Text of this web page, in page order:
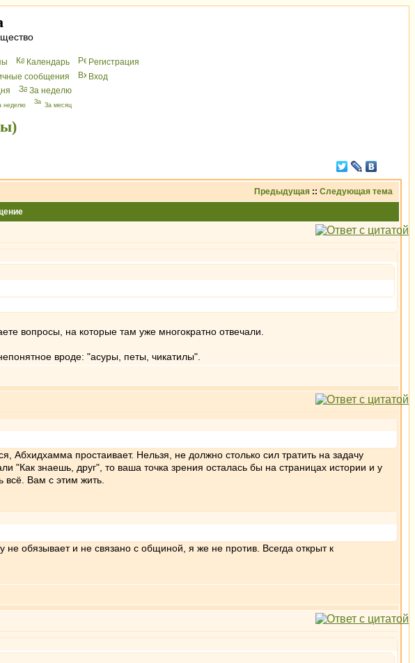
Календарь
Peгиcтрaция
сообщения
Вхoд
За неделю
неделю За месяц
Предыдущая :: Следующая тема
вопросы, на которые там уже многократно отвечали.
вроде: "асуры, петы, чикатилы".
простаивает. Нельзя, не должно столько сил тратить на задачу
"Как знаешь, друг", то ваша точка зрения осталась бы на страницах истории и у
всё. Вам с этим жить.
обязывает и не связано с общиной, я же не против. Всегда открыт к